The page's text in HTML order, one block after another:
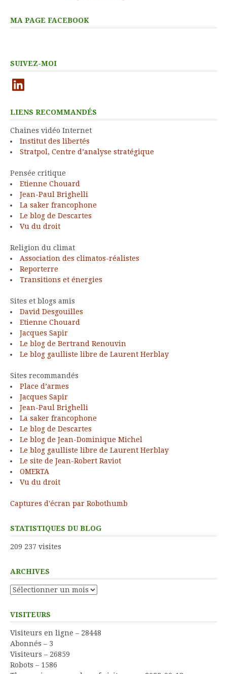
MA PAGE FACEBOOK
SUIVEZ-MOI
LinkedIn
LIENS RECOMMANDÉS
Chaines vidéo Internet
Institut des libertés
Stratpol, Centre d’analyse stratégique
Pensée critique
Etienne Chouard
Jean-Paul Brighelli
La saker francophone
Le blog de Descartes
Vu du droit
Religion du climat
Association des climatos-réalistes
Reporterre
Transitions et énergies
Sites et blogs amis
David Desgouilles
Etienne Chouard
Jacques Sapir
Le blog de Bertrand Renouvin
Le blog gaulliste libre de Laurent Herblay
Sites recommandés
Place d’armes
Jacques Sapir
Jean-Paul Brighelli
La saker francophone
Le blog de Descartes
Le blog de Jean-Dominique Michel
Le blog gaulliste libre de Laurent Herblay
Le site de Jean-Robert Raviot
OMERTA
Vu du droit
Captures d'écran par Robothumb
STATISTIQUES DU BLOG
209 237 visites
ARCHIVES
Archives
VISITEURS
Visiteurs en ligne – 28448
Abonnés – 3
Visiteurs – 26859
Robots – 1586